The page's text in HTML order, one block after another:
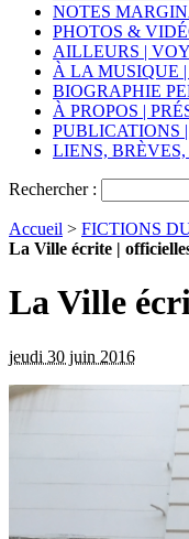
NOTES
PHOTOS &
AILLEURS |
À LA MUSIQUE
BIOGRAPHIE
À PROPOS |
PUBLICATIONS
LIENS,
Rechercher :
Accueil > FICTIONS
La Ville écrite |
La Ville
jeudi 30 juin 2016